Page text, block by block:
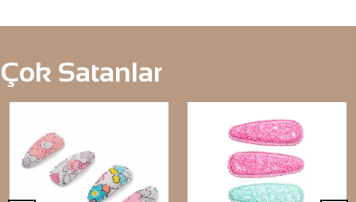
Çok Satanlar